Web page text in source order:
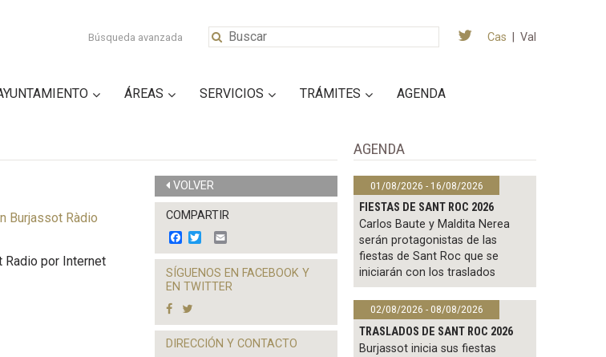
Búsqueda avanzada Cas Val
ÁREAS SERVICIOS TRÁMITES AGENDA
Burjassot Ràdio
Radio por Internet
VOLVER
COMPARTIR
F
a
c
e
b
o
o
k
w
i
t
t
m
a
i
l
SÍGUENOS EN FACEBOOK Y
EN TWITTER
DIRECCIÓN Y CONTACTO
AGENDA
01/08/2026 - 16/08/2026
FIESTAS DE SANT ROC 2026
Carlos Baute y Maldita Nerea
serán protagonistas de las
fiestas de Sant Roc que se
iniciarán con los traslados
02/08/2026 - 08/08/2026
TRASLADOS DE SANT ROC 2026
Burjassot inicia sus fiestas